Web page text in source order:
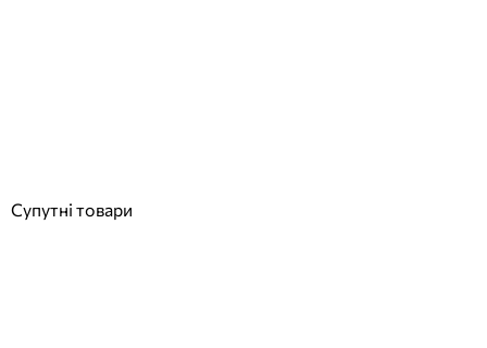
Супутні товари